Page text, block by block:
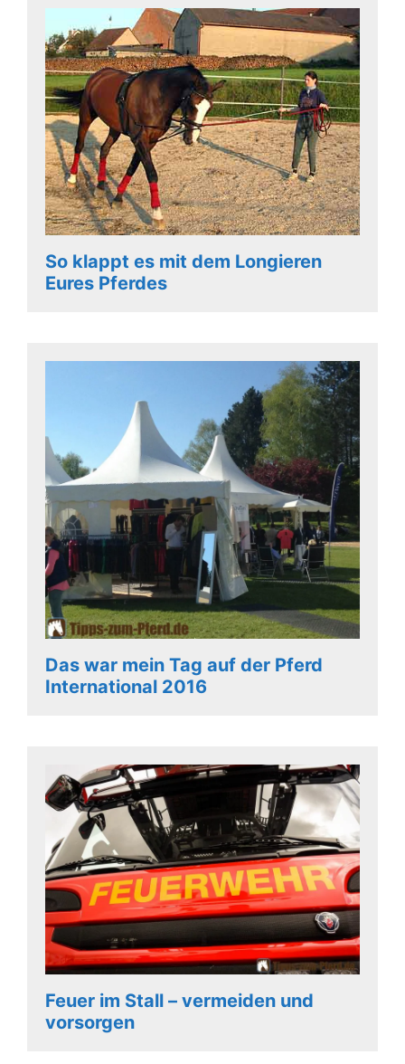
So klappt es mit dem Longieren
Eures Pferdes
Das war mein Tag auf der Pferd
International 2016
Feuer im Stall – vermeiden und
vorsorgen